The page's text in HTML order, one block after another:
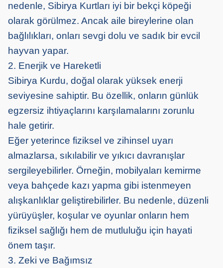
nedenle, Sibirya Kurtları iyi bir bekçi köpeği
olarak görülmez. Ancak aile bireylerine olan
bağlılıkları, onları sevgi dolu ve sadık bir evcil
hayvan yapar.
2. Enerjik ve Hareketli
Sibirya Kurdu, doğal olarak yüksek enerji
seviyesine sahiptir. Bu özellik, onların günlük
egzersiz ihtiyaçlarını karşılamalarını zorunlu
hale getirir.
Eğer yeterince fiziksel ve zihinsel uyarı
almazlarsa, sıkılabilir ve yıkıcı davranışlar
sergileyebilirler. Örneğin, mobilyaları kemirme
veya bahçede kazı yapma gibi istenmeyen
alışkanlıklar geliştirebilirler. Bu nedenle, düzenli
yürüyüşler, koşular ve oyunlar onların hem
fiziksel sağlığı hem de mutluluğu için hayati
önem taşır.
3. Zeki ve Bağımsız